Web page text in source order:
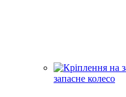
запасне колесо